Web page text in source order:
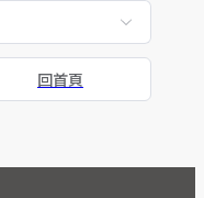
回首頁